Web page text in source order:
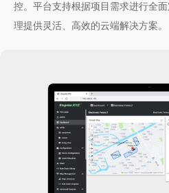
控。平台支持根据项目需求进行全
理提供灵活、高效的云端解决方案。